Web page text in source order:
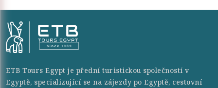
ETB Tours Egypt je přední turistickou společností v
Egyptě, specializující se na zájezdy po Egyptě, cestovní